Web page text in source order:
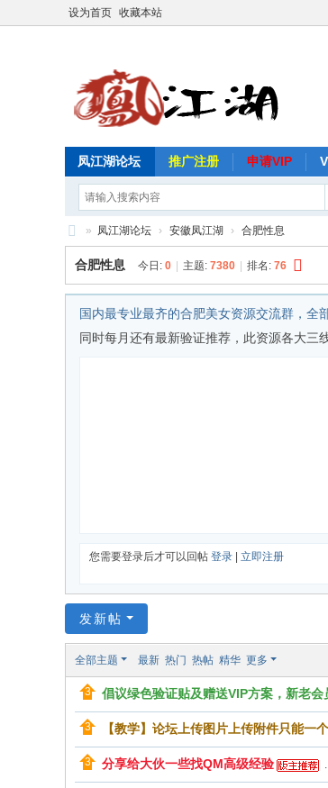
设为首页 收藏本站
凤江湖论坛 推广注册 申请VIP
凤
江
» 凤江湖论坛 › 安徽凤江湖 › 合肥性息
合肥性息 今日: 0 主题: 7380 排名: 76
国内最专业最齐的合肥美女资源交流群，全
同时每月还有最新验证推荐，此资源各大
您需要登录后才可以回帖 登录 立即注册
发新帖
全部主题 最新 热门 热帖 精华 更多
倡议绿色验证贴及赠送VIP方案，新老会
【教学】论坛上传图片上传附件只能一
分享给大伙一些找QM高级经验